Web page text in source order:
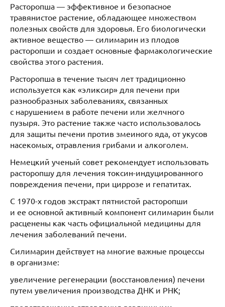
Расторопша — эффективное и безопасное
травянистое растение, обладающее множеством
полезных свойств для здоровья. Его биологически
активное вещество — силимарин из плодов
расторопши и создает основные фармакологические
свойства этого растения.
Расторопша в течение тысяч лет традиционно
используется как «эликсир» для печени при
разнообразных заболеваниях, связанных
с нарушением в работе печени или желчного
пузыря. Это растение также часто использовалось
для защиты печени против змеиного яда, от укусов
насекомых, отравления грибами и алкоголем.
Немецкий ученый совет рекомендует использовать
расторопшу для лечения токсин-индуцированного
повреждения печени, при циррозе и гепатитах.
С 1970-х годов экстракт пятнистой расторопши
и ее основной активный компонент силимарин были
расценены как часть официальной медицины для
лечения заболеваний печени.
Силимарин действует на многие важные процессы
в организме:
увеличение регенерации (восстановления) печени
путем увеличения производства ДНК и РНК;